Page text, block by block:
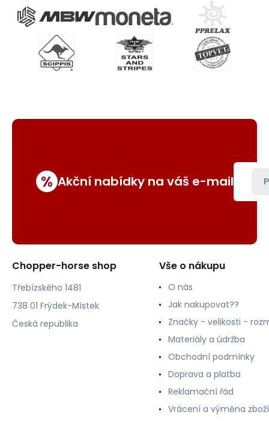
% Akční nabídky na váš e-mail
Chopper-horse shop
Třebízského 1481
738 01 Frýdek-Místek
Česká republika
Vše o nákupu
O nás
Jak nakupovat??
Značky - velikosti -
Materiály a údržba
Obchodní podmínky
Doprava a platba
Reklamační řád
Vrácení a výměna zboží